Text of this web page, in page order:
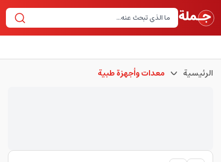
الرئيسية معدات وأجهزة طبية